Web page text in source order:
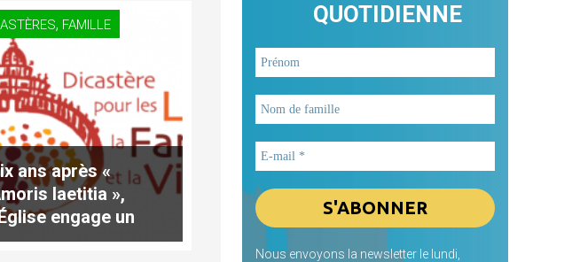
, FAMILLE
ans après «
laetitia »,
engage un
QUOTIDIENNE
Nous envoyons la newsletter le lundi,